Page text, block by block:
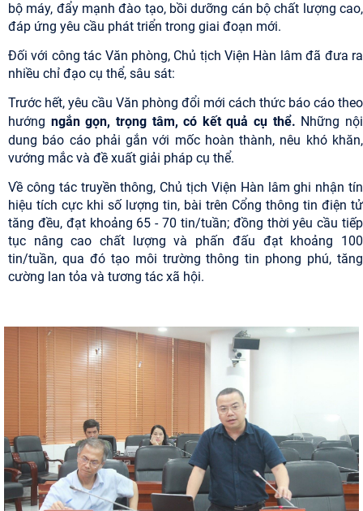
bộ máy, đẩy mạnh đào tạo, bồi dưỡng cán bộ chất lượng cao,
đáp ứng yêu cầu phát triển trong giai đoạn mới.
Đối với công tác Văn phòng, Chủ tịch Viện Hàn lâm đã đưa ra
nhiều chỉ đạo cụ thể, sâu sát:
Trước hết, yêu cầu Văn phòng đổi mới cách thức báo cáo theo
hướng ngắn gọn, trọng tâm, có kết quả cụ thể. Những nội
dung báo cáo phải gắn với mốc hoàn thành, nêu khó khăn,
vướng mắc và đề xuất giải pháp cụ thể.
Về công tác truyền thông, Chủ tịch Viện Hàn lâm ghi nhận tín
hiệu tích cực khi số lượng tin, bài trên Cổng thông tin điện tử
tăng đều, đạt khoảng 65 - 70 tin/tuần; đồng thời yêu cầu tiếp
tục nâng cao chất lượng và phấn đấu đạt khoảng 100
tin/tuần, qua đó tạo môi trường thông tin phong phú, tăng
cường lan tỏa và tương tác xã hội.